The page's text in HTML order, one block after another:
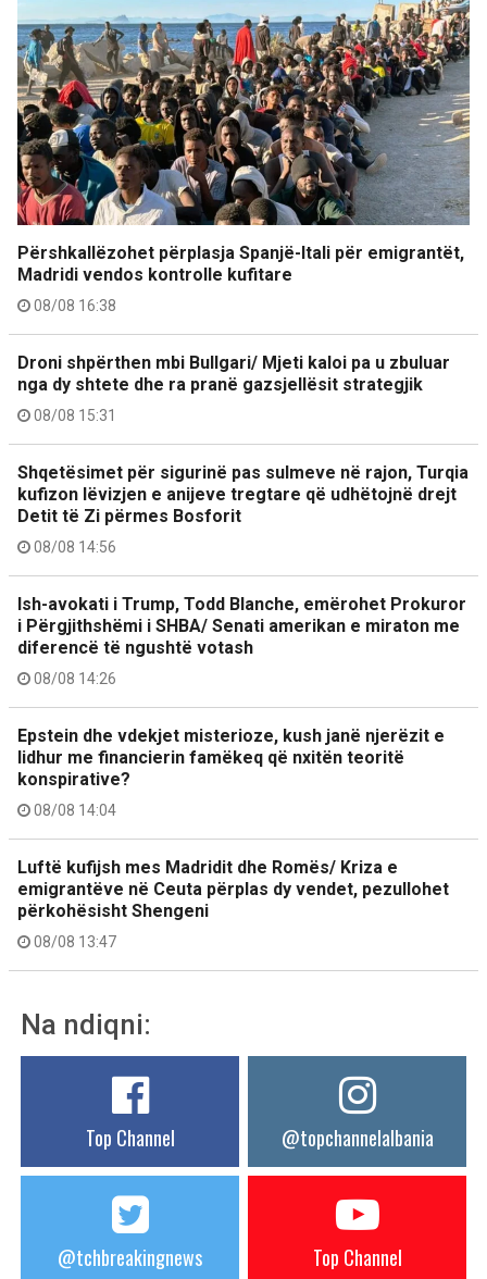
Përshkallëzohet përplasja Spanjë-Itali për emigrantët,
Madridi vendos kontrolle kufitare
08/08 16:38
Droni shpërthen mbi Bullgari/ Mjeti kaloi pa u zbuluar
nga dy shtete dhe ra pranë gazsjellësit strategjik
08/08 15:31
Shqetësimet për sigurinë pas sulmeve në rajon, Turqia
kufizon lëvizjen e anijeve tregtare që udhëtojnë drejt
Detit të Zi përmes Bosforit
08/08 14:56
Ish-avokati i Trump, Todd Blanche, emërohet Prokuror
i Përgjithshëmi i SHBA/ Senati amerikan e miraton me
diferencë të ngushtë votash
08/08 14:26
Epstein dhe vdekjet misterioze, kush janë njerëzit e
lidhur me financierin famëkeq që nxitën teoritë
konspirative?
08/08 14:04
Luftë kufijsh mes Madridit dhe Romës/ Kriza e
emigrantëve në Ceuta përplas dy vendet, pezullohet
përkohësisht Shengeni
08/08 13:47
Na ndiqni:
Top Channel @topchannelalbania
@tchbreakingnews Top Channel